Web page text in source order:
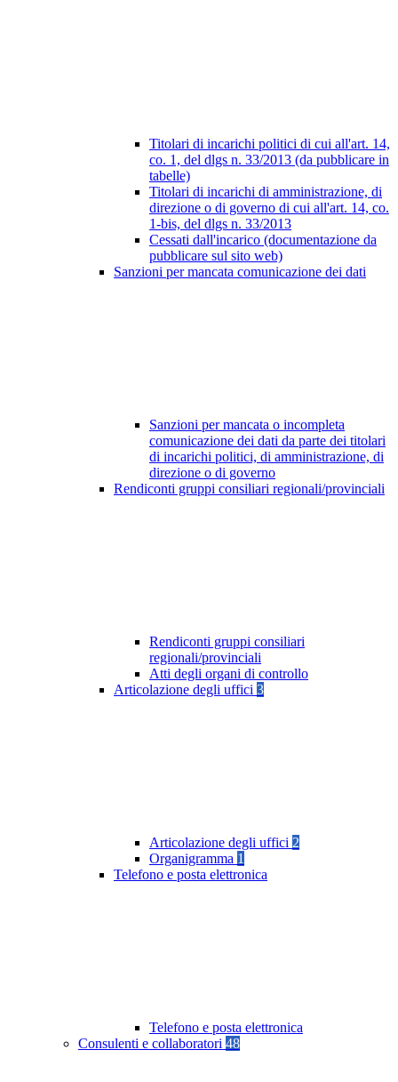
Titolari di incarichi politici di cui all'art. 14,
co. 1, del dlgs n. 33/2013 (da pubblicare in
tabelle)
Titolari di incarichi di amministrazione, di
direzione o di governo di cui all'art. 14, co.
1-bis, del dlgs n. 33/2013
Cessati dall'incarico (documentazione da
pubblicare sul sito web)
Sanzioni per mancata comunicazione dei dati
Sanzioni per mancata o incompleta
comunicazione dei dati da parte dei titolari
di incarichi politici, di amministrazione, di
direzione o di governo
Rendiconti gruppi consiliari regionali/provinciali
Rendiconti gruppi consiliari
regionali/provinciali
Atti degli organi di controllo
Articolazione degli uffici 3
Articolazione degli uffici 2
Organigramma 1
Telefono e posta elettronica
Telefono e posta elettronica
Consulenti e collaboratori 48